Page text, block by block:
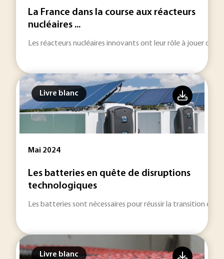
La France dans la course aux réacteurs
nucléaires ...
Les réacteurs nucléaires innovants ont leur rôle à jouer
Livre blanc
Mai 2024
Les batteries en quête de disruptions
technologiques
Les batteries sont nécessaires pour réussir la transition
Livre blanc